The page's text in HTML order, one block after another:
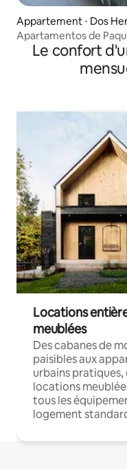
Appartement ⋅ Dos
Apartamentos de
Le confort
Locations
meublées
Des cabanes de
paisibles aux
urbains pratiques,
locations
tous les
logement